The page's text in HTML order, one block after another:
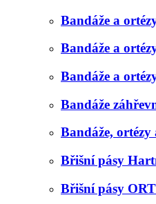
Bandáže a
Bandáže a
Bandáže a
Bandáže
Bandáže,
Břišní pásy
Břišní pásy